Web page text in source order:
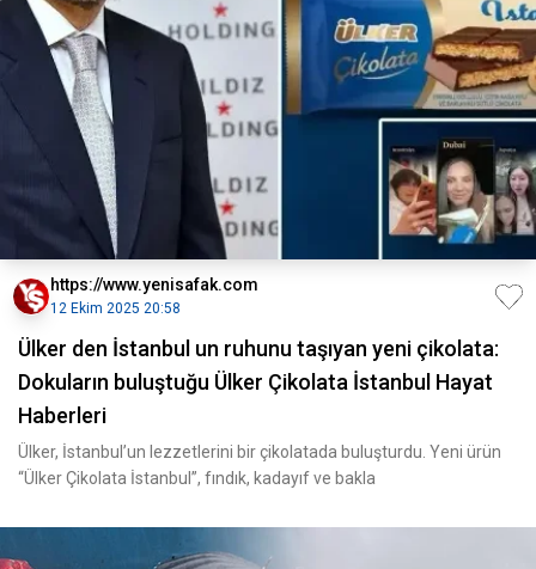
https://www.yenisafak.com
12 Ekim 2025 20:58
Ülker den İstanbul un ruhunu taşıyan yeni çikolata:
Dokuların buluştuğu Ülker Çikolata İstanbul Hayat
Haberleri
Ülker, İstanbul’un lezzetlerini bir çikolatada buluşturdu. Yeni ürün
“Ülker Çikolata İstanbul”, fındık, kadayıf ve bakla